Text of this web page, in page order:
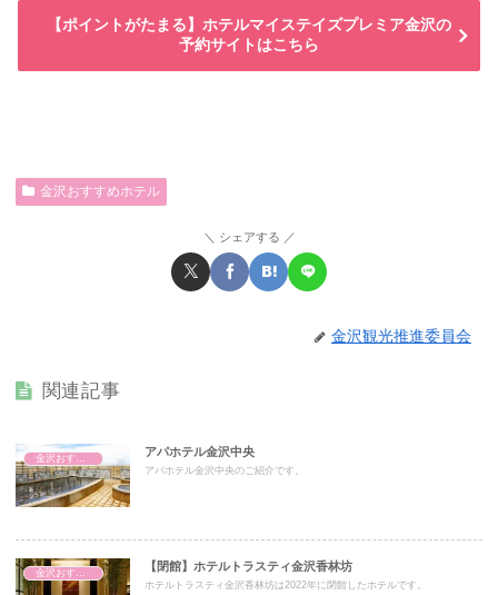
【ポイントがたまる】ホテルマイステイズプレミア金沢の
予約サイトはこちら
金沢おすすめホテル
シェアする
金沢観光推進委員会
関連記事
アパホテル金沢中央
アパホテル金沢中央のご紹介です。
【閉館】ホテルトラスティ金沢香林坊
ホテルトラスティ金沢香林坊は2022年に閉館したホテルです。